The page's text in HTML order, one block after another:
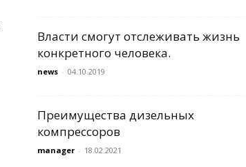
Власти смогут отслеживать жизнь
конкретного человека.
news - 04.10.2019
Преимущества дизельных
компрессоров
manager - 18.02.2021